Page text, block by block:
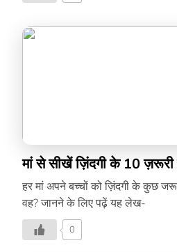
मां से सीखें ज़िंदगी के 10
हर मां अपने बच्चों को ज़िंदगी के कुछ
वह? जानने के लिए पढ़ें यह लेख-
0